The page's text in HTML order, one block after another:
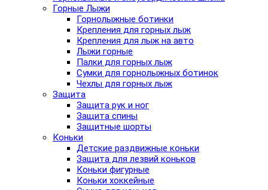
Горные Лыжи
Горнолыжные ботинки
Крепления для горных лыж
Крепления для лыж на авто
Лыжи горные
Палки для горных лыж
Сумки для горнолыжных ботинок
Чехлы для горных лыж
Защита
Защита рук и ног
Защита спины
Защитные шорты
Коньки
Детские раздвижные коньки
Защита для лезвий коньков
Коньки фигурные
Коньки хоккейные